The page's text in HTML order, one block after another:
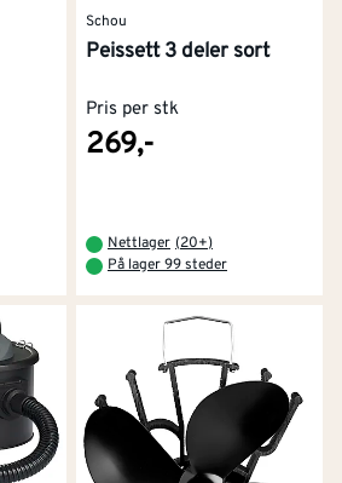
Schou
Peissett 3 deler sort
Pris per stk
269,-
Nettlager (20+)
På lager 99 steder